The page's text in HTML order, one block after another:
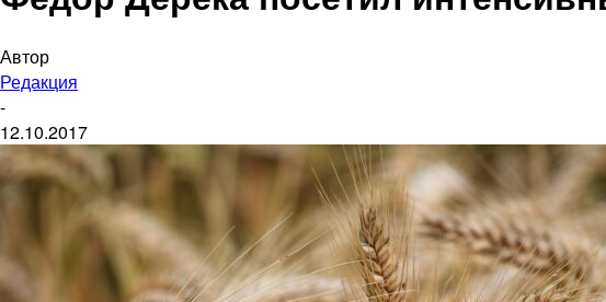
Автор
Редакция
-
12.10.2017